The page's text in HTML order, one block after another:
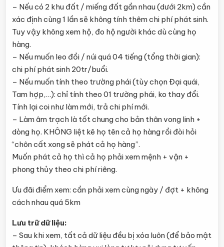
– Nếu có 2 khu đất / miếng đất gần nhau (dưới 2km) cần
xác định cùng 1 lần sẽ không tính thêm chi phí phát sinh.
Tuy vậy không xem hộ, đo hộ người khác dù cùng họ
hàng.
– Nếu muốn leo đồi / núi quá 04 tiếng (tổng thời gian):
chi phí phát sinh 20tr/buổi.
– Nếu muốn tính theo trường phái (tùy chọn Đại quái,
Tam hợp,…): chỉ tính theo 01 trường phái, ko thay đổi.
Tính lại coi như làm mới, trả chi phí mới.
– Làm âm trạch là tốt chung cho bản thân vong linh +
dòng họ. KHÔNG liệt kê họ tên cả họ hàng rồi đòi hỏi
“chôn cất xong sẽ phát cả họ hàng”.
Muốn phát cả họ thì cả họ phải xem mệnh + vận +
phong thủy theo chi phí riêng.
Ưu đãi điểm xem: cần phải xem cùng ngày / đợt + không
cách nhau quá 5km
Lưu trữ dữ liệu:
– Sau khi xem, tất cả dữ liệu đều bị xóa luôn (để bảo mật